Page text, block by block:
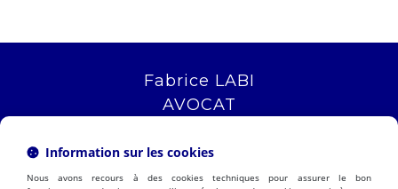
Fabrice LABI
AVOCAT
13006 MARSEILLE
NOUS LOCALISER
Information sur les cookies
Nous avons recours à des cookies techniques pour assurer le bon